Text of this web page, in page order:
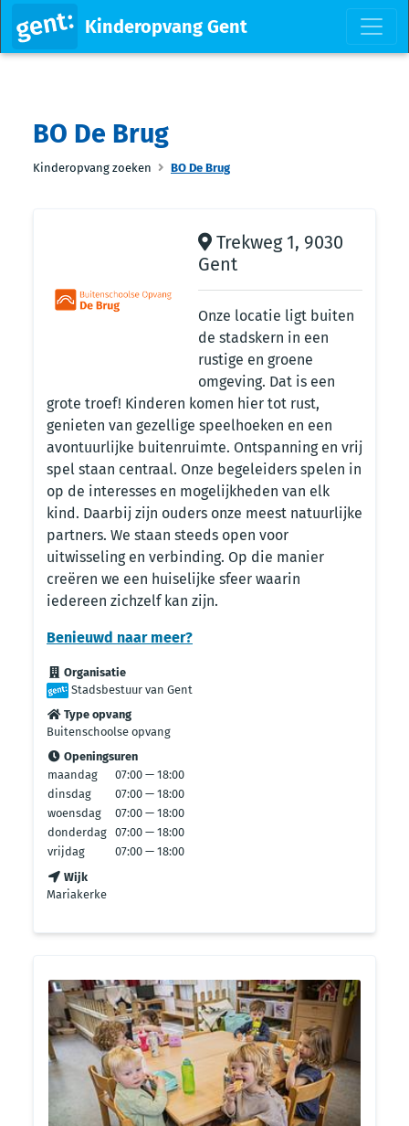
Kinderopvang Gent
BO De Brug
Kinderopvang zoeken BO De Brug
Trekweg 1, 9030
Gent
Onze locatie ligt buiten
de stadskern in een
rustige en groene
omgeving. Dat is een
grote troef! Kinderen komen hier tot rust,
genieten van gezellige speelhoeken en een
avontuurlijke buitenruimte. Ontspanning en vrij
spel staan centraal. Onze begeleiders spelen in
op de interesses en mogelijkheden van elk
kind. Daarbij zijn ouders onze meest natuurlijke
partners. We staan steeds open voor
uitwisseling en verbinding. Op die manier
creëren we een huiselijke sfeer waarin
iedereen zichzelf kan zijn.
Benieuwd naar meer?
Organisatie
Stadsbestuur van Gent
Type opvang
Buitenschoolse opvang
Openingsuren
maandag
07:00 — 18:00
dinsdag
07:00 — 18:00
woensdag
07:00 — 18:00
donderdag 07:00 — 18:00
vrijdag
07:00 — 18:00
Wijk
Mariakerke